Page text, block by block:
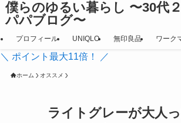
僕らのゆるい暮らし 〜30代
パパブログ〜
プロフィール UNIQLO 無印良品 ワーク
＼ ポイント最大11倍！ ／
ホーム オススメ
ライトグレーが大人